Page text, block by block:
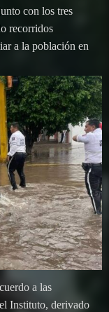
con los tres
recorridos
a la población en
a las
Instituto, derivado